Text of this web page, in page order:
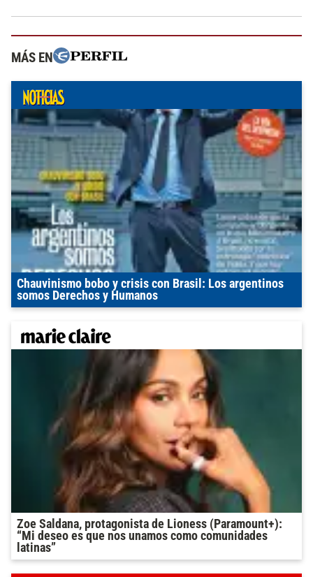
MÁS EN
Chauvinismo bobo y crisis con Brasil: Los argentinos
somos Derechos y Humanos
Zoe Saldana, protagonista de Lioness (Paramount+):
“Mi deseo es que nos unamos como comunidades
latinas”